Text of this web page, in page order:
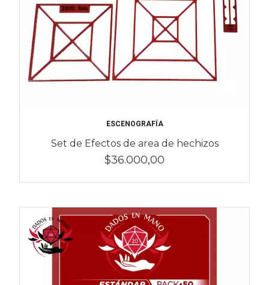
ESCENOGRAFÍA
Set de Efectos de area de hechizos
$36.000,00